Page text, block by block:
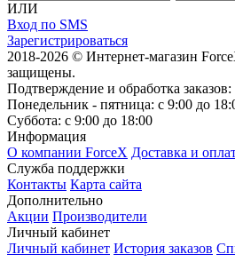
ИЛИ
Вход по SMS
Зарегистрироваться
2018-2026 © Интернет-магазин
защищены.
Подтверждение и обработка заказов:
Понедельник - пятница: с 9:00 до
Суббота: с 9:00 до 18:00
Информация
О компании ForceX Доставка и
Служба поддержки
Контакты Карта сайта
Дополнительно
Акции Производители
Личный кабинет
Личный кабинет История заказов